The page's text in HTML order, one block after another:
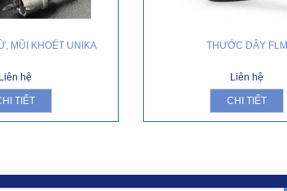
MŨI KHOÉT UNIKA
Liên hệ
TIẾT
THƯỚC DÂY FLM
Liên hệ
CHI TIẾT